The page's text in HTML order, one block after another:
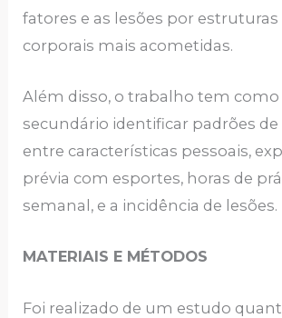
fatores e as lesões por estruturas
corporais mais acometidas.
Além disso, o trabalho tem
secundário identificar padrões de
entre características pessoais,
prévia com esportes, horas de
semanal, e a incidência de lesões.
MATERIAIS E MÉTODOS
Foi realizado de um estudo